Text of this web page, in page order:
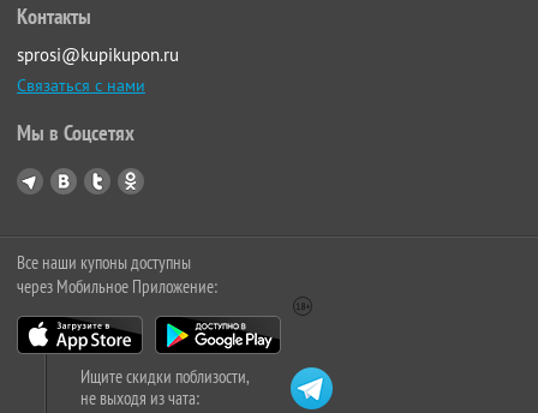
Контакты
sprosi@kupikupon.ru
Связаться с нами
Мы в Соцсетях
Все наши купоны доступны
через Мобильное Приложение:
Ищите скидки поблизости,
не выходя из чата: